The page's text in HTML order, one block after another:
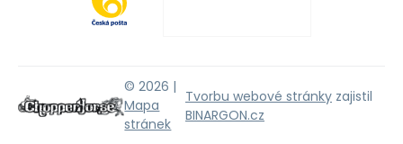
© 2026 |
Mapa
stránek
Tvorbu webové stránky zajistil
BINARGON.cz